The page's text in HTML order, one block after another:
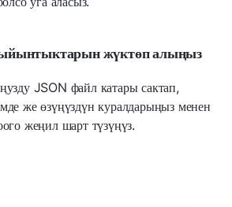
жүктөп алыңыз
JSON файл катары сактап,
же өзүңүздүн куралдарыңыз менен
жеңил шарт түзүңүз.